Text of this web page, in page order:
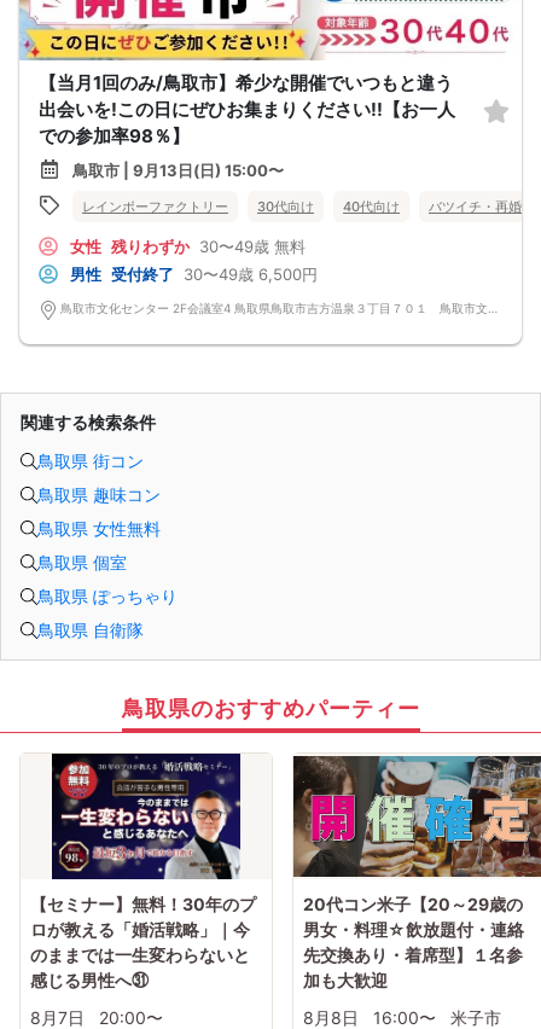
【当月1回のみ/鳥取市】希少な開催でいつもと違う
出会いを!この日にぜひお集まりください!!【お一人
での参加率98％】
鳥取市 | 9月13日(日) 15:00〜
レインボーファクトリー 30代向け 40代向け バツイチ・再婚
女性 残りわずか 30〜49歳 無料
男性 受付終了 30〜49歳 6,500円
鳥取市文化センター 2F会議室4 鳥取県鳥取市吉方温泉３丁目７０１ 鳥取市文化センター
関連する検索条件
鳥取県 街コン
鳥取県 趣味コン
鳥取県 女性無料
鳥取県 個室
鳥取県 ぽっちゃり
鳥取県 自衛隊
鳥取県のおすすめパーティー
【セミナー】無料！30年のプ
ロが教える「婚活戦略」｜今
のままでは一生変わらないと
感じる男性へ㉛
8月7日
20:00〜
20代コン米子【20～29歳の
男女・料理☆飲放題付・連絡
先交換あり・着席型】１名参
加も大歓迎
8月8日
16:00〜 米子市